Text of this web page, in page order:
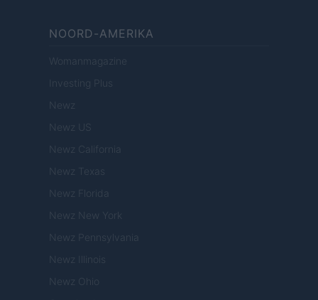
NOORD-AMERIKA
Womanmagazine
Investing Plus
Newz
Newz US
Newz California
Newz Texas
Newz Florida
Newz New York
Newz Pennsylvania
Newz Illinois
Newz Ohio